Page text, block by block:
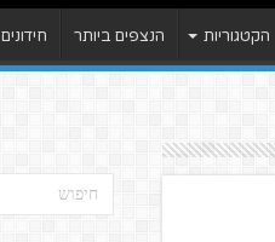
הקטגוריות הנצפים ביותר חידונים